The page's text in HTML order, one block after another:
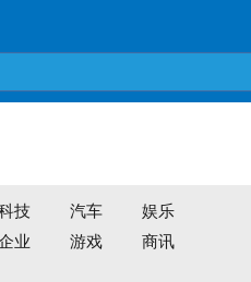
技 汽车
娱乐
业 游戏
商讯